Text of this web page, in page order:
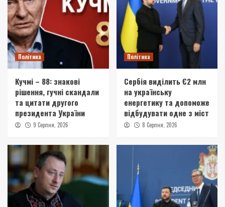
Політика
Кучмі – 88: знакові
рішення, гучні скандали
та цитати другого
президента України
9 Серпня, 2026
Політика
Сербія виділить €2 млн
на українську
енергетику та допоможе
відбудувати одне з міст
8 Серпня, 2026